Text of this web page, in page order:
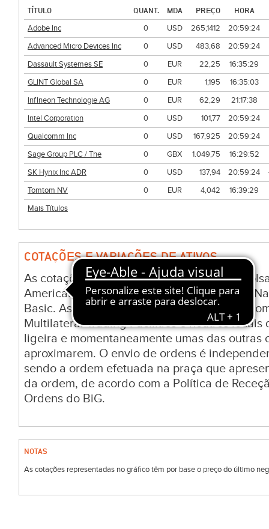
TÍTULO QUANT. MDA PREÇO
HORA
Adobe Inc
0 USD 265,1412
20:59:24
Advanced Micro Devices Inc
0 USD 483,68
20:59:24
Dassault Systemes SE
0 EUR 22,25
16:35:29
GLINT Global SA
0 EUR 1,195
16:35:03
InfIneon Technologie AG
0 EUR 62,29
21:17:38
Intel Corporation
0 USD 101,77
20:59:24
Qualcomm Inc
0 USD 167,925
20:59:24
Sage Group PLC / The
0 GBX 1.049,75
16:29:52
SK Hynix Inc ADR
0 USD 137,94 20:59:24
Tomtom NV
0 EUR 4,042
16:39:29
Mais Títulos
COTAÇÕES E VARIAÇÕES DE ATIVOS
As cotações e valorizações de ativos nas
American e NYSE Arca são fornecidas pelo
Basic. As cotações nas bolsas tradicionais
Multilateral Trading Facilities e noutros
ligeira e momentaneamente umas das outras
aproximarem. O envio de ordens é
sendo a ordem efetuada na praça que
da ordem, de acordo com a Política de
Ordens do BiG.
NOTAS
As cotações representadas no gráfico têm por base o preço do último